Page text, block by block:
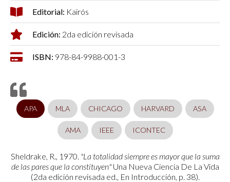
Editorial: Kairós
Edición: 2da edición revisada
ISBN: 978-84-9988-001-3
APA MLA CHICAGO HARVARD ASA
AMA IEEE ICONTEC
Sheldrake, R., 1970. "La totalidad siempre es mayor que la suma
de las pares que la constituyen"Una Nueva Ciencia De La Vida
(2da edición revisada ed., En Introducción, p. 38).